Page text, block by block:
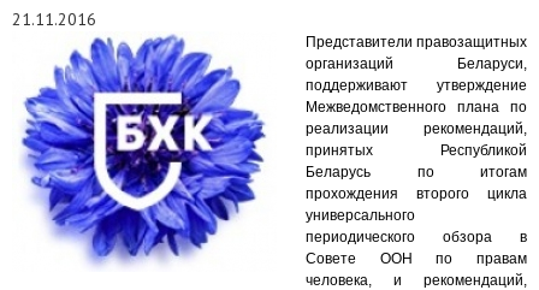
21.11.2016
Представители правозащитных
организаций Беларуси,
поддерживают утверждение
Межведомственного плана по
реализации рекомендаций,
принятых Республикой
Беларусь по итогам
прохождения второго цикла
универсального
периодического обзора в
Совете ООН по правам
человека, и рекомендаций,